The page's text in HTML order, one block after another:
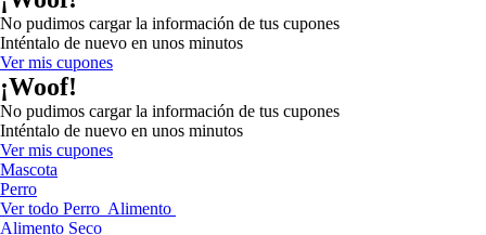
No pudimos cargar la información de tus cupones
Inténtalo de nuevo en unos minutos
Ver mis cupones
¡Woof!
No pudimos cargar la información de tus cupones
Inténtalo de nuevo en unos minutos
Ver mis cupones
Mascota
Perro
Ver todo Perro Alimento
Alimento Seco